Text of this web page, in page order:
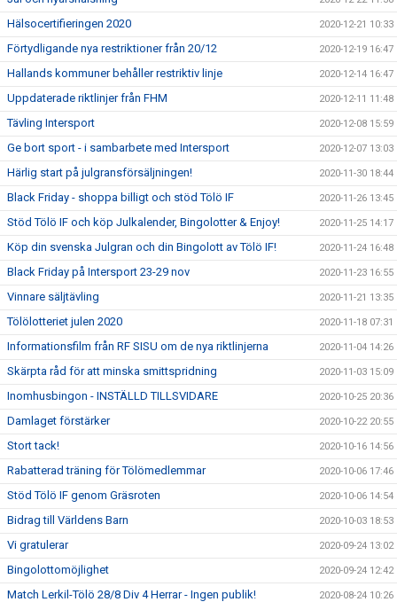
Hälsocertifieringen 2020 2020-12-21 10:33
Förtydligande nya restriktioner från 20/12 2020-12-19 16:47
Hallands kommuner behåller restriktiv linje 2020-12-14 16:47
Uppdaterade riktlinjer från FHM 2020-12-11 11:48
Tävling Intersport 2020-12-08 15:59
Ge bort sport - i sambarbete med Intersport 2020-12-07 13:03
Härlig start på julgransförsäljningen! 2020-11-30 18:44
Black Friday - shoppa billigt och stöd Tölö IF 2020-11-26 13:45
Stöd Tölö IF och köp Julkalender, Bingolotter & Enjoy! 2020-11-25 14:17
Köp din svenska Julgran och din Bingolott av Tölö IF! 2020-11-24 16:48
Black Friday på Intersport 23-29 nov 2020-11-23 16:55
Vinnare säljtävling 2020-11-21 13:35
Tölölotteriet julen 2020 2020-11-18 07:31
Informationsfilm från RF SISU om de nya riktlinjerna 2020-11-04 14:26
Skärpta råd för att minska smittspridning 2020-11-03 15:09
Inomhusbingon - INSTÄLLD TILLSVIDARE 2020-10-25 20:36
Damlaget förstärker 2020-10-22 20:55
Stort tack! 2020-10-16 14:56
Rabatterad träning för Tölömedlemmar 2020-10-06 17:46
Stöd Tölö IF genom Gräsroten 2020-10-06 14:54
Bidrag till Världens Barn 2020-10-03 18:53
Vi gratulerar 2020-09-24 13:02
Bingolottomöjlighet 2020-09-24 12:42
Match Lerkil-Tölö 28/8 Div 4 Herrar - Ingen publik! 2020-08-24 10:26